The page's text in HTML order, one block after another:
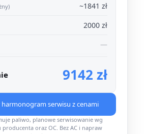
~1841 zł
2000 zł
—
9142 zł
harmonogram serwisu z cenami
paliwo, planowe serwisowanie wg
oraz OC. Bez AC i napraw